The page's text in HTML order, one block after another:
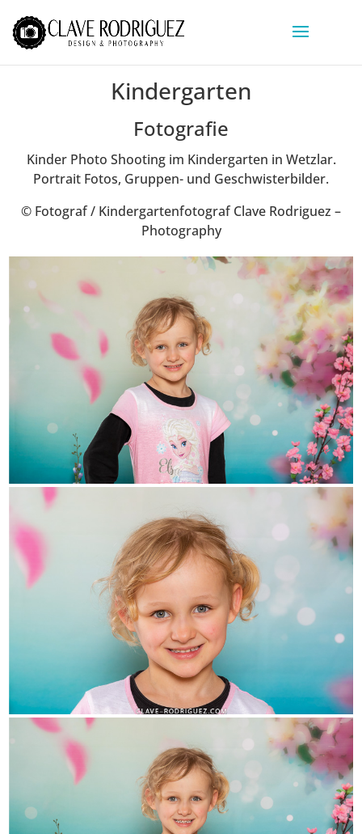
Kindergarten
Fotografie
Kinder Photo Shooting im Kindergarten in Wetzlar.
Portrait Fotos, Gruppen- und Geschwisterbilder.
© Fotograf / Kindergartenfotograf Clave Rodriguez –
Photography